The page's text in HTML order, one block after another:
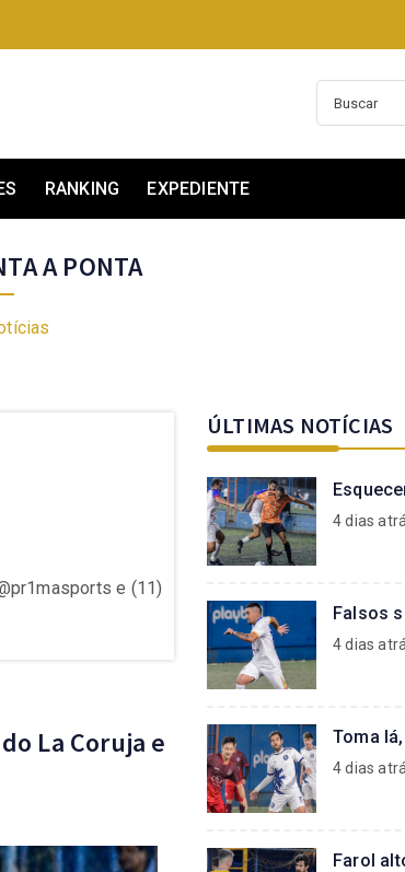
RANKING EXPEDIENTE
A PONTA
e (11)
La Coruja e
ÚLTIMAS NOTÍCIAS
4 dias
Falsos
4 dias
Toma
4 dias
Farol